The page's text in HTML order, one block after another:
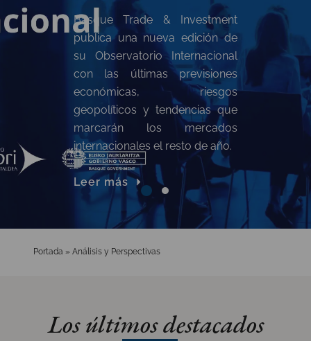
Basque Trade & Investment
publica una nueva edición de
su Observatorio Internacional
con las últimas previsiones
económicas, riesgos
geopolíticos y tendencias que
marcarán los mercados
internacionales el resto de año.
Leer más
May 11, 2023
Detalles sobre el crecimiento
global, ‘At a glance’, perspectiva
geográfica, global y sectorial…
Leer más
Portada » Análisis y Perspectivas
Los últimos destacados